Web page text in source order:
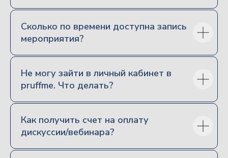
Сколько по времени доступна запись
мероприятия?
Не могу зайти в личный кабинет в
pruffme. Что делать?
Как получить счет на оплату
дискуссии/вебинара?
Основное
Об образовательной организации
Авторский цикл
семинаров с Виктором
Вяткиным
Все дискуссии и вебинары
Гражданское право
Наследственное право
Процессуальное право